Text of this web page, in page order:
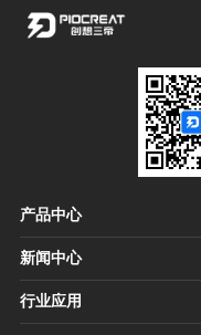
产品中心
新闻中心
行业应用